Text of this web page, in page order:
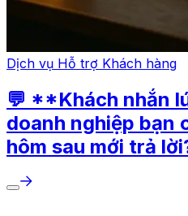
Dịch vụ Hỗ trợ Khách hàng
💬 **Khách nhắn
doanh nghiệp bạn
hôm sau mới trả